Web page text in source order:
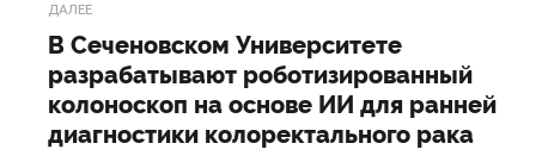
ДАЛЕЕ
В Сеченовском Университете
разрабатывают роботизированный
колоноскоп на основе ИИ для ранней
диагностики колоректального рака